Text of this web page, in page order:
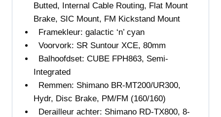
Butted, Internal Cable Routing, Flat Mount
Brake, SIC Mount, FM Kickstand Mount
Framekleur: galactic ‘n’ cyan
Voorvork: SR Suntour XCE, 80mm
Balhoofdset: CUBE FPH863, Semi-
Integrated
Remmen: ShimanoBR-MT200/UR300,
Hydr, Disc Brake, PM/FM (160/160)
Derailleur achter: Shimano RD-TX800, 8-